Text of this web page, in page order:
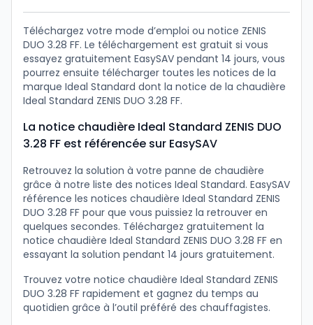
Téléchargez votre mode d’emploi ou notice ZENIS
DUO 3.28 FF. Le téléchargement est gratuit si vous
essayez gratuitement EasySAV pendant 14 jours, vous
pourrez ensuite télécharger toutes les notices de la
marque Ideal Standard dont la notice de la chaudière
Ideal Standard ZENIS DUO 3.28 FF.
La notice chaudière Ideal Standard ZENIS DUO
3.28 FF est référencée sur EasySAV
Retrouvez la solution à votre panne de chaudière
grâce à notre liste des notices Ideal Standard. EasySAV
référence les notices chaudière Ideal Standard ZENIS
DUO 3.28 FF pour que vous puissiez la retrouver en
quelques secondes. Téléchargez gratuitement la
notice chaudière Ideal Standard ZENIS DUO 3.28 FF en
essayant la solution pendant 14 jours gratuitement.
Trouvez votre notice chaudière Ideal Standard ZENIS
DUO 3.28 FF rapidement et gagnez du temps au
quotidien grâce à l’outil préféré des chauffagistes.